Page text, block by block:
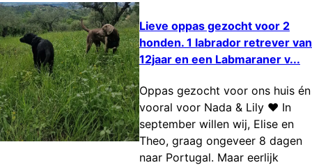
Lieve oppas gezocht voor 2
honden. 1 labrador retrever van
12jaar en een Labmaraner v...
Oppas gezocht voor ons huis én
vooral voor Nada & Lily ❤️ In
september willen wij, Elise en
Theo, graag ongeveer 8 dagen
naar Portugal. Maar eerlijk